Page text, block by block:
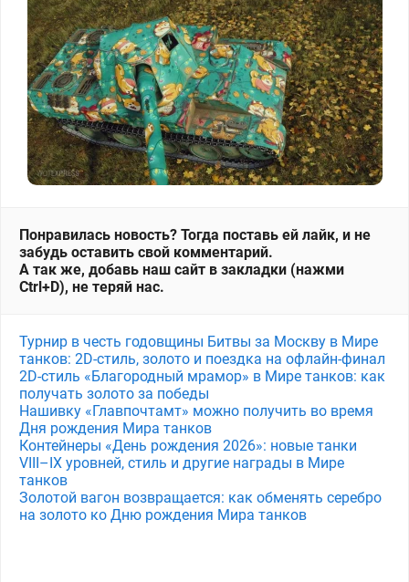
Понравилась новость? Тогда поставь ей лайк, и не
забудь оставить свой комментарий.
А так же, добавь наш сайт в закладки (нажми
Ctrl+D), не теряй нас.
Турнир в честь годовщины Битвы за Москву в Мире
танков: 2D-стиль, золото и поездка на офлайн-финал
2D-стиль «Благородный мрамор» в Мире танков: как
получать золото за победы
Нашивку «Главпочтамт» можно получить во время
Дня рождения Мира танков
Контейнеры «День рождения 2026»: новые танки
VIII–IX уровней, стиль и другие награды в Мире
танков
Золотой вагон возвращается: как обменять серебро
на золото ко Дню рождения Мира танков